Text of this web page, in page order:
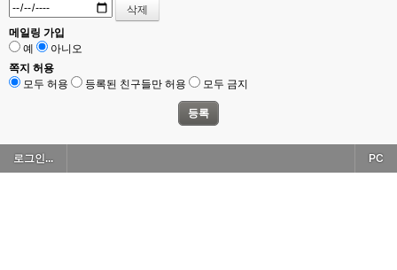
메일링 가입
예
아니오
쪽지 허용
모두 허용
등록된 친구들만 허용 모두 금지
로그인... PC